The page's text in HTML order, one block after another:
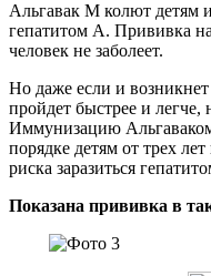
Альгавак М колют детям
гепатитом А. Прививка
человек не заболеет.
Но даже если и возникнет
пройдет быстрее и
Иммунизацию
порядке детям от трех
риска заразиться
Показана прививка в